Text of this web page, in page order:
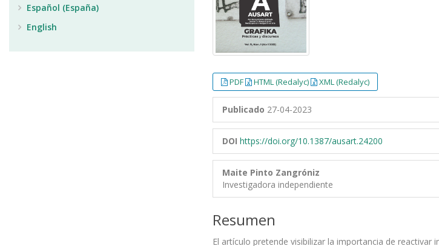
PDF HTML (Redalyc) XML (Redalyc)
Publicado 27-04-2023
DOI https://doi.org/10.1387/ausart.24200
Maite Pinto Zangróniz
Investigadora independiente
Resumen
El artículo pretende visibilizar la importancia de
Español (España)
English